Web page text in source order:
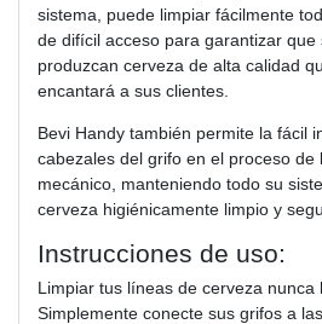
sistema, puede limpiar fácilmente
de difícil acceso para garantizar
produzcan cerveza de alta calidad
encantará a sus clientes.
Bevi Handy también permite la fácil
cabezales del grifo en el proceso de
mecánico, manteniendo todo su
cerveza higiénicamente limpio y
Instrucciones de uso:
Limpiar tus líneas de cerveza nunca
Simplemente conecte sus grifos a